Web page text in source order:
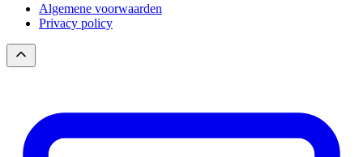
Algemene voorwaarden
Privacy policy